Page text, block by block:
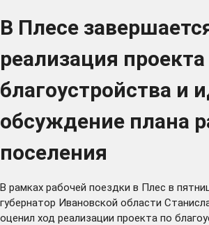
В Плесе
реализация проекта
благоустройства и
обсуждение плана
поселения
В рамках рабочей поездки в Плес в
губернатор Ивановской области
оценил ход реализации проекта по